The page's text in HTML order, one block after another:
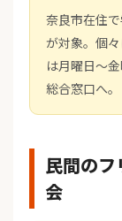
奈良市在住
が対象。個
は月曜日～
総合窓口へ。
民間の
会